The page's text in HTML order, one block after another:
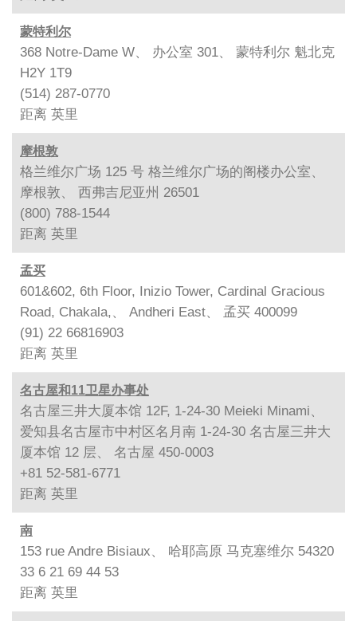
蒙特利尔
368 Notre-Dame W、 办公室 301、 蒙特利尔 魁北克
H2Y 1T9
(514) 287-0770
距离 英里
摩根敦
格兰维尔广场 125 号 格兰维尔广场的阁楼办公室、
摩根敦、 西弗吉尼亚州 26501
(800) 788-1544
距离 英里
孟买
601&602, 6th Floor, Inizio Tower, Cardinal Gracious
Road, Chakala,、 Andheri East、 孟买 400099
(91) 22 66816903
距离 英里
名古屋和11卫星办事处
名古屋三井大厦本馆 12F, 1-24-30 Meieki Minami、
爱知县名古屋市中村区名月南 1-24-30 名古屋三井大
厦本馆 12 层、 名古屋 450-0003
+81 52-581-6771
距离 英里
南
153 rue Andre Bisiaux、 哈耶高原 马克塞维尔 54320
33 6 21 69 44 53
距离 英里